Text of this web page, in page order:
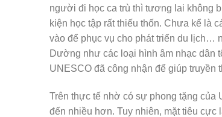
người đi học ca trù thì tương lai không
kiện học tập rất thiếu thốn. Chưa kể là
vào để phục vụ cho phát triển du lịch…
Dường như các loại hình âm nhạc dân
UNESCO đã công nhận để giúp truyền
Trên thực tế nhờ có sự phong tặng của
đến nhiều hơn. Tuy nhiên, mặt tiêu